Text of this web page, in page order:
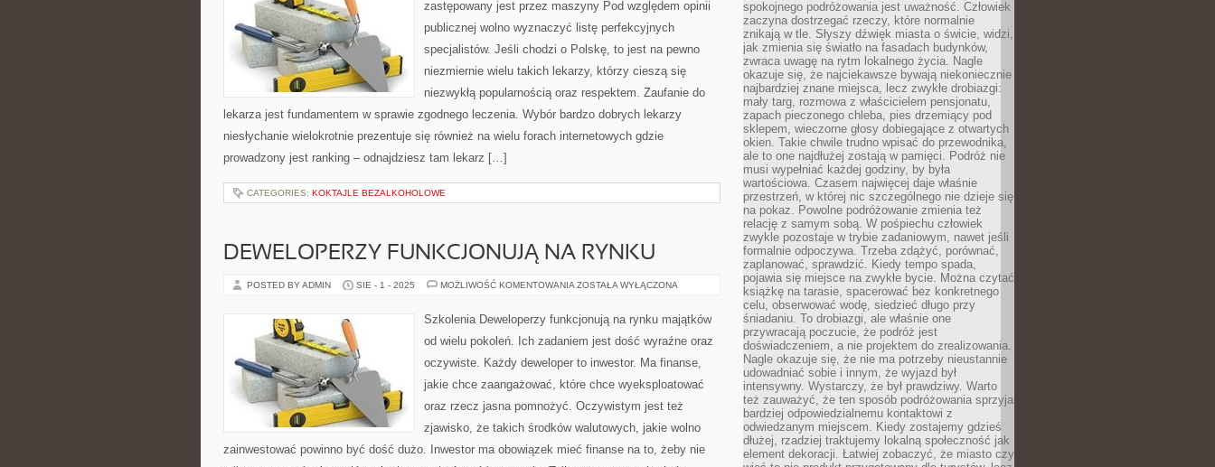
–
PRZEPISY
zastępowany jest przez maszyny Pod względem opinii
publicznej wolno wyznaczyć listę perfekcyjnych
specjalistów. Jeśli chodzi o Polskę, to jest na pewno
niezmiernie wielu takich lekarzy, którzy cieszą się
niezwykłą popularnością oraz respektem. Zaufanie do
lekarza jest fundamentem w sprawie zgodnego leczenia. Wybór bardzo dobrych lekarzy
niesłychanie wielokrotnie prezentuje się również na wielu forach internetowych gdzie
prowadzony jest ranking – odnajdziesz tam lekarz […]
CATEGORIES: KOKTAJLE BEZALKOHOLOWE
DEWELOPERZY FUNKCJONUJĄ NA RYNKU
POSTED BY ADMIN SIE - 1 - 2025 MOŻLIWOŚĆ KOMENTOWANIA DEWELOPERZY
RYNKU
ZOSTAŁA WYŁĄCZONA
Szkolenia Deweloperzy funkcjonują na rynku majątków
od wielu pokoleń. Ich zadaniem jest dość wyraźne oraz
oczywiste. Każdy deweloper to inwestor. Ma finanse,
jakie chce zaangażować, które chce wyeksploatować
oraz rzecz jasna pomnożyć. Oczywistym jest też
zjawisko, że takich środków walutowych, jakie wolno
zainwestować powinno być dość dużo. Inwestor ma obowiązek mieć finanse na to, żeby nie
spokojnego podróżowania jest uważność. Człowiek
zaczyna dostrzegać rzeczy, które normalnie
znikają w tle. Słyszy dźwięk miasta o świcie, widzi,
jak zmienia się światło na fasadach budynków,
zwraca uwagę na rytm lokalnego życia. Nagle
okazuje się, że najciekawsze bywają niekoniecznie
najbardziej znane miejsca, lecz zwykłe drobiazgi:
mały targ, rozmowa z właścicielem pensjonatu,
zapach pieczonego chleba, pies drzemiący pod
sklepem, wieczorne głosy dobiegające z otwartych
okien. Takie chwile trudno wpisać do przewodnika,
ale to one najdłużej zostają w pamięci. Podróż nie
musi wypełniać każdej godziny, by była
wartościowa. Czasem najwięcej daje właśnie
przestrzeń, w której nic szczególnego nie dzieje się
na pokaz. Powolne podróżowanie zmienia też
relację z samym sobą. W pośpiechu człowiek
zwykle pozostaje w trybie zadaniowym, nawet jeśli
formalnie odpoczywa. Trzeba zdążyć, porównać,
zaplanować, sprawdzić. Kiedy tempo spada,
pojawia się miejsce na zwykłe bycie. Można czytać
książkę na tarasie, spacerować bez konkretnego
celu, obserwować wodę, siedzieć długo przy
śniadaniu. To drobiazgi, ale właśnie one
przywracają poczucie, że podróż jest
doświadczeniem, a nie projektem do zrealizowania.
Nagle okazuje się, że nie ma potrzeby nieustannie
udowadniać sobie i innym, że wyjazd był
intensywny. Wystarczy, że był prawdziwy. Warto
też zauważyć, że ten sposób podróżowania sprzyja
bardziej odpowiedzialnemu kontaktowi z
odwiedzanym miejscem. Kiedy zostajemy gdzieś
dłużej, rzadziej traktujemy lokalną społeczność jak
element dekoracji. Łatwiej zobaczyć, że miasto czy